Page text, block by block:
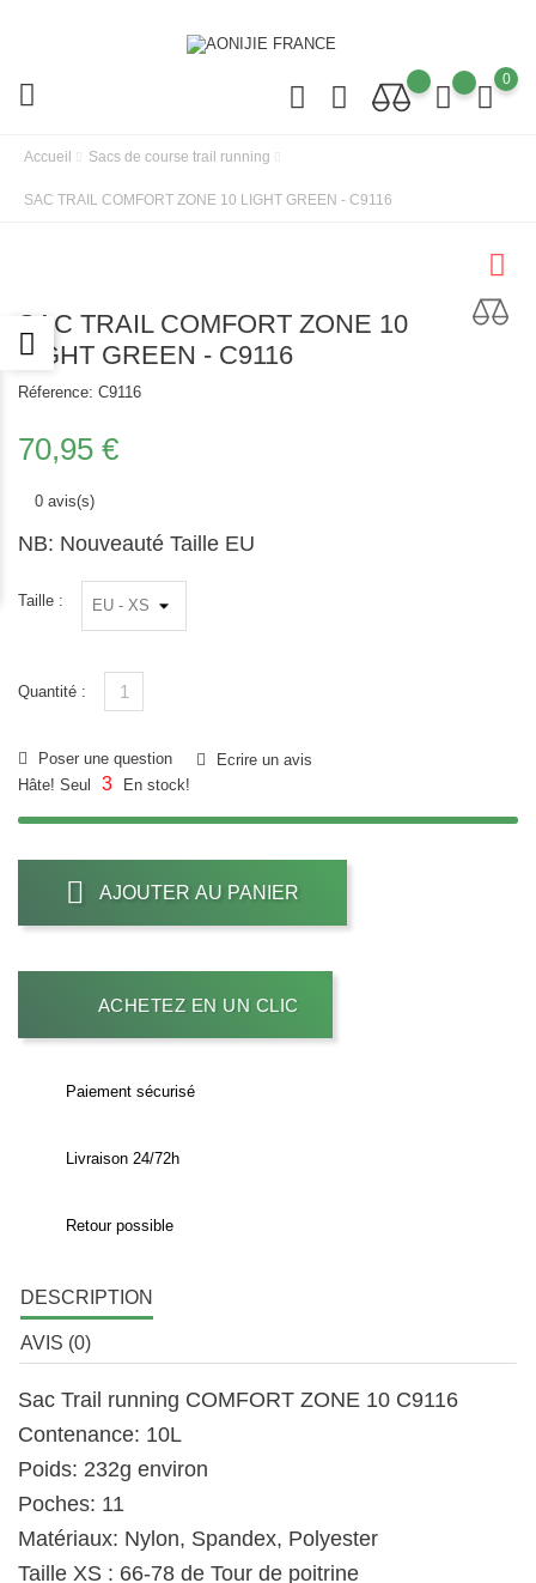
0
Accueil Sacs de course trail running
SAC TRAIL COMFORT ZONE 10 LIGHT GREEN - C9116
SAC TRAIL COMFORT ZONE 10
LIGHT GREEN - C9116
Réference: C9116
70,95 €
0 avis(s)
NB: Nouveauté Taille EU
Taille :
Quantité :
Poser une question
Ecrire un avis
Hâte! Seul
3 En stock!
AJOUTER AU PANIER
ACHETEZ EN UN CLIC
Paiement sécurisé
Livraison 24/72h
Retour possible
DESCRIPTION
AVIS (0)
Sac Trail running COMFORT ZONE 10 C9116
Contenance: 10L
Poids: 232g environ
Poches: 11
Matériaux: Nylon, Spandex, Polyester
Taille XS : 66-78 de Tour de poitrine